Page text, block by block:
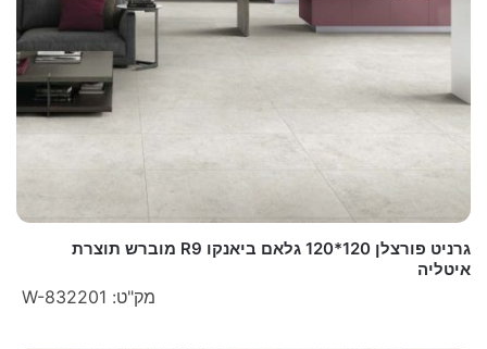
גרניט פורצלן 120*120 גלאם ביאנקו R9 מוברש תוצרת
איטליה
מק"ט: W-832201